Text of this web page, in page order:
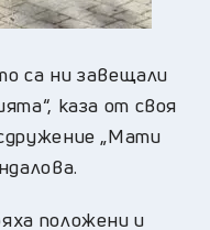
са ни завещали
каза от своя
„Мати
положени и